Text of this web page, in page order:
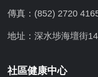
傳真：(852) 2720
地址：深水埗海壇街
社區健康中心